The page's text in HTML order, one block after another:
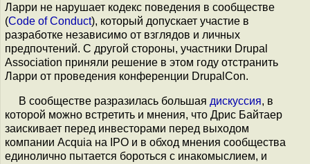
Ларри не нарушает кодекс поведения в сообществе
(Code of Conduct), который допускает участие в
разработке независимо от взглядов и личных
предпочтений. С другой стороны, участники Drupal
Association приняли решение в этом году отстранить
Ларри от проведения конференции DrupalCon.
В сообществе разразилась большая дискуссия, в
которой можно встретить и мнения, что Дрис Байтаер
заискивает перед инвесторами перед выходом
компании Acquia на IPO и в обход мнения сообщества
единолично пытается бороться с инакомыслием, и